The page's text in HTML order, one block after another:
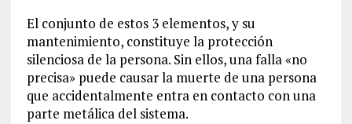
El conjunto de estos 3 elementos, y su
mantenimiento, constituye la protección
silenciosa de la persona. Sin ellos, una falla «no
precisa» puede causar la muerte de una persona
que accidentalmente entra en contacto con una
parte metálica del sistema.